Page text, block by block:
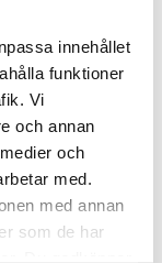
innehållet
funktioner
Vi
och annan
och
med.
med annan
som de har
on onnistuttu
mikä välittyy tähän
dynamic, an ode